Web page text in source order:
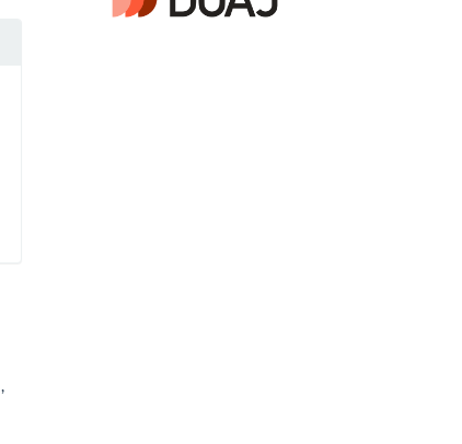
,